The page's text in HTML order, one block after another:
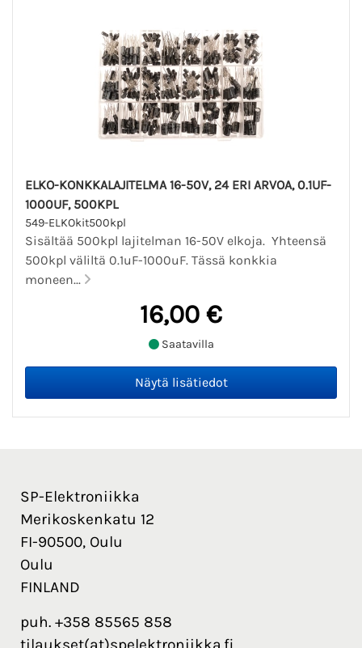
ELKO-KONKKALAJITELMA 16-50V, 24 ERI ARVOA, 0.1UF-
1000UF, 500KPL
549-ELKOkit500kpl
Sisältää 500kpl lajitelman 16-50V elkoja. Yhteensä
500kpl väliltä 0.1uF-1000uF. Tässä konkkia
moneen...
16,00 €
Saatavilla
SP-Elektroniikka
Merikoskenkatu 12
FI-90500, Oulu
Oulu
FINLAND
puh. +358 85565 858
tilaukset(at)spelektroniikka.fi